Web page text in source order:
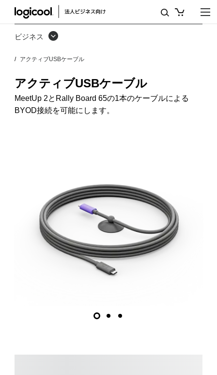
ア
ク
ブ
USB
ビジネス
アクティブUSBケーブル
アクティブUSBケーブル
MeetUp 2とRally Board 65の1本のケーブルによる
BYOD接続を可能にします。